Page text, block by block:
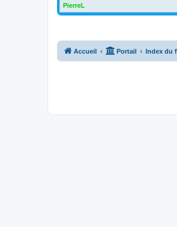
PierreL
Accueil Portail Index du